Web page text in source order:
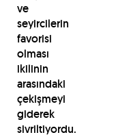
ve
seyircilerin
favorisi
olması
ikilinin
arasındaki
çekişmeyi
giderek
sivriltiyordu.